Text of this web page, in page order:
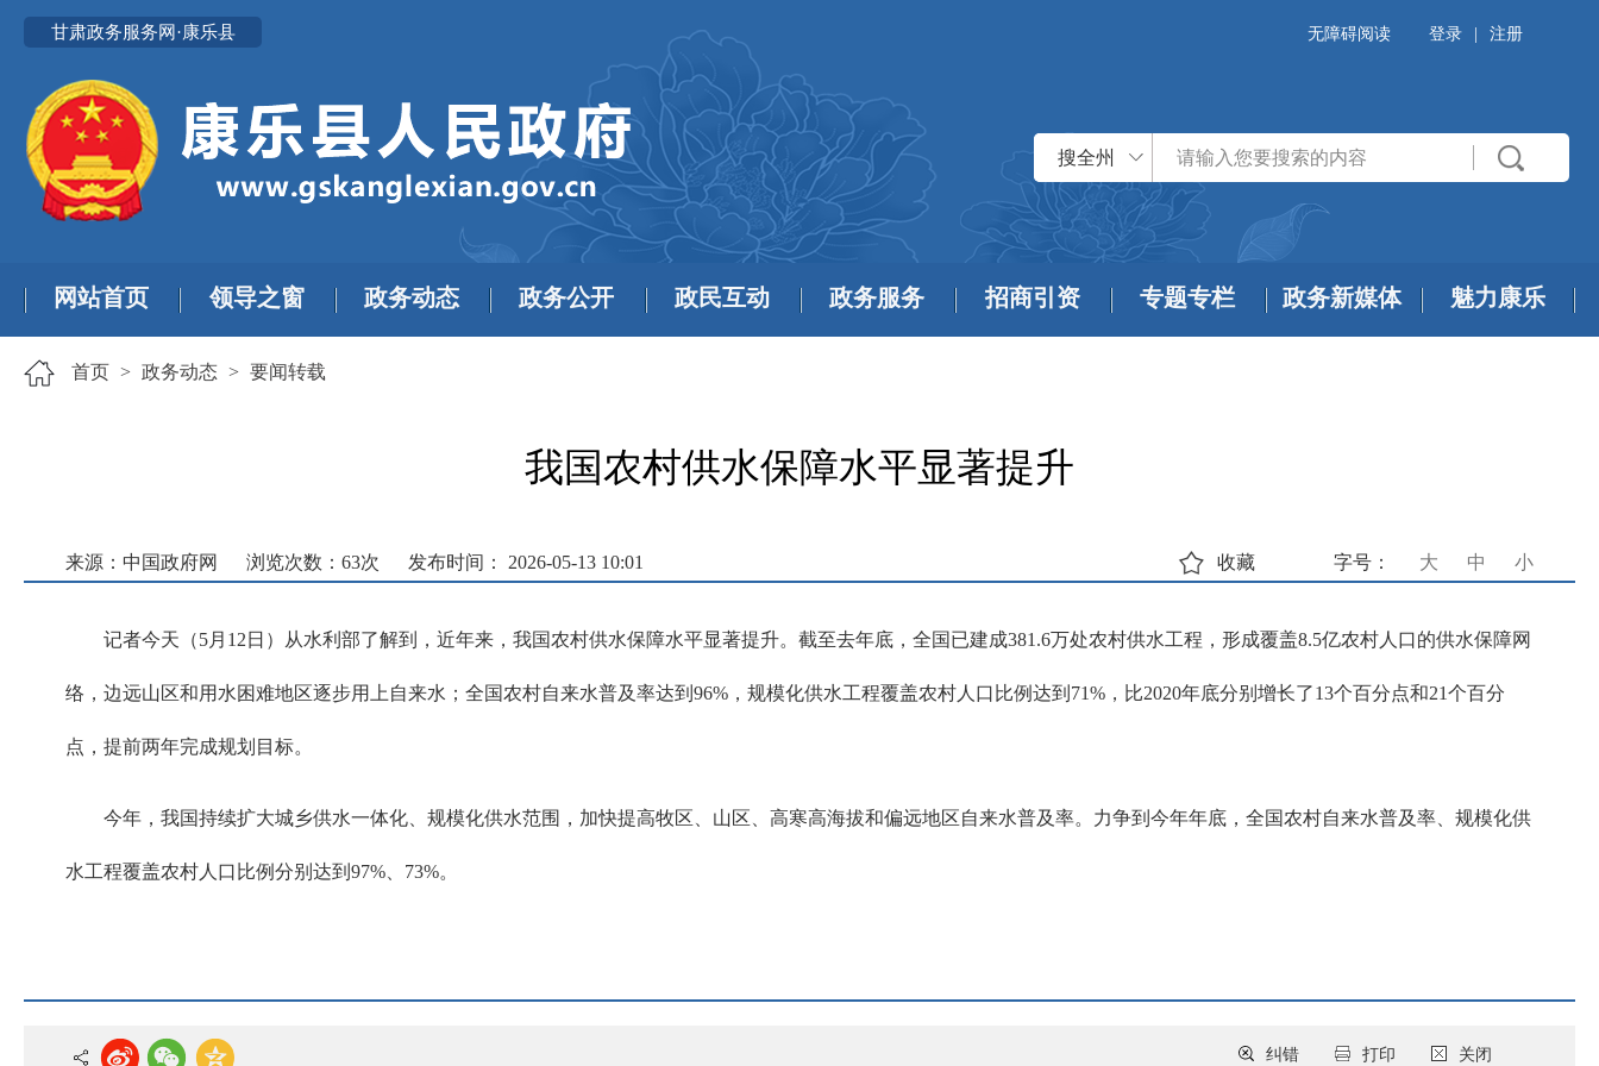
甘肃政务服务网·康乐县 无障碍阅读 登录 注册
搜全州
网站首页 领导之窗 政务动态 政务公开 政民互动 政务服务 招商引资 专题专栏 政务新媒体 魅力康乐
首页 > 政务动态 > 要闻转载
我国农村供水保障水平显著提升
来源：中国政府网 浏览次数： 63次 发布时间： 2026-05-13 10:01 字号： 大 中 小
收藏
记者今天（5月12日）从水利部了解到，近年来，我国农村供水保障水平显著提升。截至去年底，全国已建成381.6万处农村供水工程，形成覆盖8.5亿农村人口的供水保障网
络，边远山区和用水困难地区逐步用上自来水；全国农村自来水普及率达到96%，规模化供水工程覆盖农村人口比例达到71%，比2020年底分别增长了13个百分点和21个百分
点，提前两年完成规划目标。
今年，我国持续扩大城乡供水一体化、规模化供水范围，加快提高牧区、山区、高寒高海拔和偏远地区自来水普及率。力争到今年年底，全国农村自来水普及率、规模化供
水工程覆盖农村人口比例分别达到97%、73%。
关闭
打印
纠错